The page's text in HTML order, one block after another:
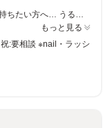
こだわり派の女性必見！ゆっくりと自分の時間を持ちたい方へ… うるさくも静かすぎでもない心地よさを提供してくれるとっておきのサロン★ 魅力を引き出してくれる丁寧なカウンセリングとセンスで『あなただけのスタイル』を叶えてくれます♪ nailは日常に取り入れる事で一つのファッションになります。nailを楽しむお手伝いをさせて下さい✴︎ ハンドネイル。ハンド＋フットネイル。ネイル+ラッシャーリフトなどお好きにメニューを組み合わせて予約可能⭐︎ 『いつもキレイな髪でいてほしい』それがsalonRODANの願いです★今までのサロンに物足りなさを感じていた方、salonRODANへ是非お気軽にご来店下さい。
もっと見る
:要相談 ※nail・ラッシ